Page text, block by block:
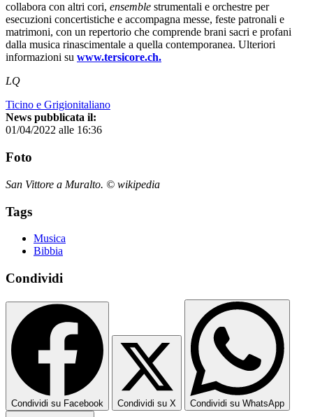
collabora con altri cori, ensemble strumentali e orchestre per
esecuzioni concertistiche e accompagna messe, feste patronali e
matrimoni, con un repertorio che comprende brani sacri e profani
dalla musica rinascimentale a quella contemporanea. Ulteriori
informazioni su www.tersicore.ch.
LQ
Ticino e Grigionitaliano
News pubblicata il:
01/04/2022 alle 16:36
Foto
San Vittore a Muralto. © wikipedia
Tags
Musica
Bibbia
Condividi
Condividi su Facebook Condividi su X Condividi su WhatsApp